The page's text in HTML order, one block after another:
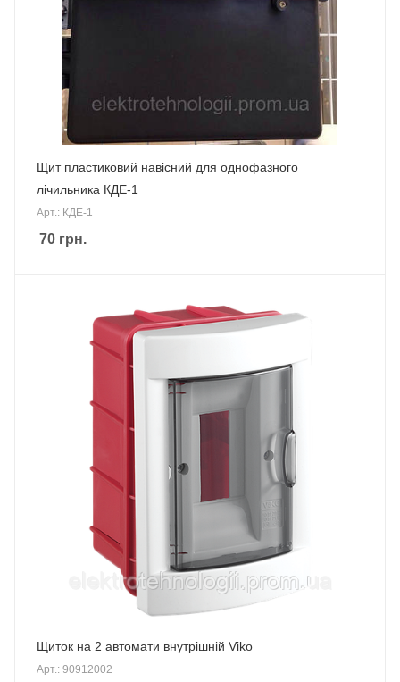
Щит пластиковий навісний для однофазного
лічильника КДЕ-1
Арт.: КДЕ-1
70 грн.
Щиток на 2 автомати внутрішній Viko
Арт.: 90912002